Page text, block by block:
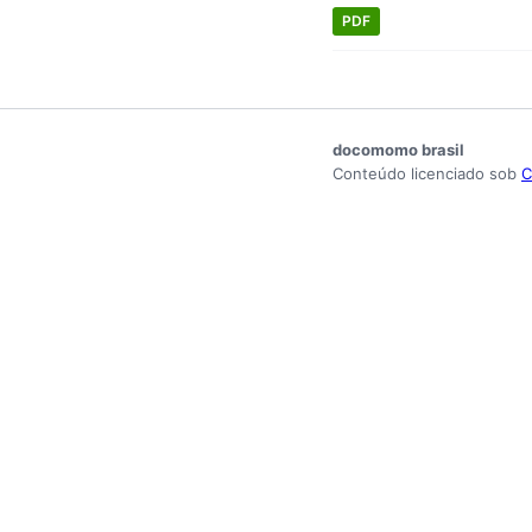
PDF
docomomo brasil
Conteúdo licenciado sob